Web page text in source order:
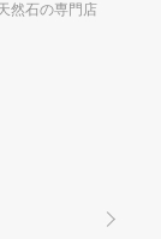
然石の専門店